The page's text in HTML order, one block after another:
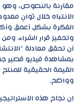
مقارنة بالنصوص، وهو
وتحفيز قرار الشراء.
أن تحقق معادلة
بمشاهدة فيديو قصير
القيمة الحقيقية
وواضح.
إن نجاح هذه